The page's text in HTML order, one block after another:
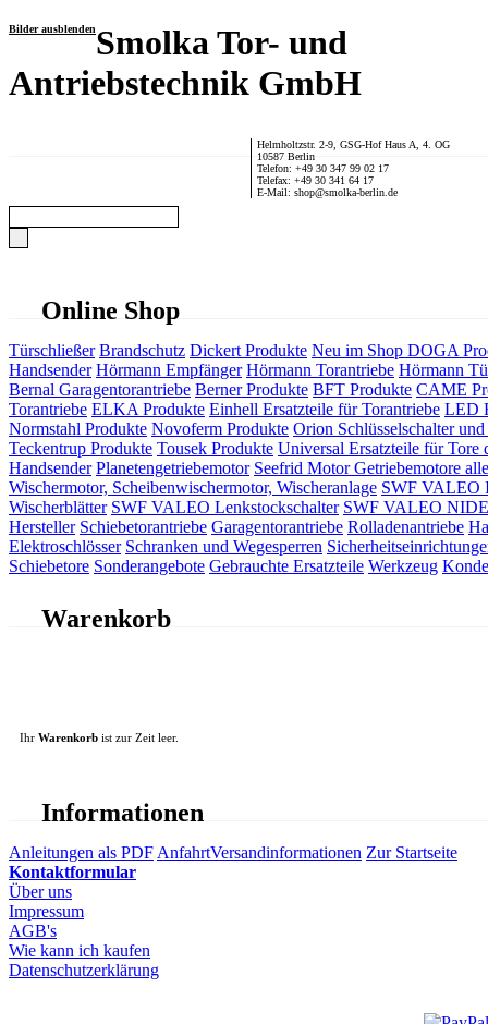
Bilder ausblendenSmolka Tor- und
Antriebstechnik GmbH
Helmholtzstr. 2-9, GSG-Hof Haus A, 4. OG
10587 Berlin
Telefon: +49 30 347 99 02 17
Telefax: +49 30 341 64 17
E-Mail: shop@smolka-berlin.de
Online Shop
Türschließer Brandschutz Dickert Produkte Neu im Shop DOGA
Handsender Hörmann Empfänger Hörmann Torantriebe Hörmann
Bernal Garagentorantriebe Berner Produkte BFT Produkte CAME
Torantriebe ELKA Produkte Einhell Ersatzteile für Torantriebe LED
Normstahl Produkte Novoferm Produkte Orion Schlüsselschalter und
Teckentrup Produkte Tousek Produkte Universal Ersatzteile für Tore
Handsender Planetengetriebemotor Seefrid Motor Getriebemotore
Wischermotor, Scheibenwischermotor, Wischeranlage SWF VALEO
Wischerblätter SWF VALEO Lenkstockschalter SWF VALEO
Hersteller Schiebetorantriebe Garagentorantriebe Rolladenantriebe
Elektroschlösser Schranken und Wegesperren
Schiebetore Sonderangebote Gebrauchte Ersatzteile Werkzeug
Warenkorb
Ihr Warenkorb ist zur Zeit leer.
Informationen
Anleitungen als PDF AnfahrtVersandinformationen Zur Startseite
Kontaktformular
Über uns
Impressum
AGB's
Wie kann ich kaufen
Datenschutzerklärung